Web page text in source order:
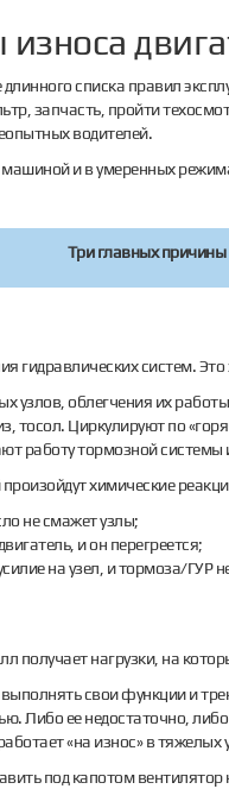
списка правил
запчасть, пройти
водителей.
и в умеренных
Три главных причины
гидравлических систем.
облегчения их
Циркулируют по
работу тормозной системы
химические
не смажет узлы;
и он перегреется;
на узел, и тормоза/ГУР
получает нагрузки, на
свои функции и
Либо ее недостаточно,
«на износ» в
под капотом вентилятор